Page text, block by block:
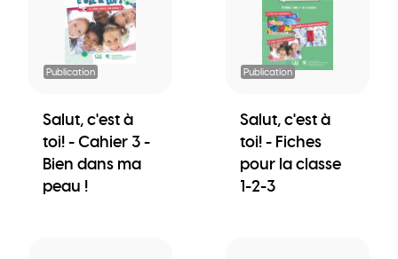
Publication
Salut, c'est à
toi! - Cahier 3 -
Bien dans ma
peau !
Publication
Salut, c'est à
toi! - Fiches
pour la classe
1-2-3